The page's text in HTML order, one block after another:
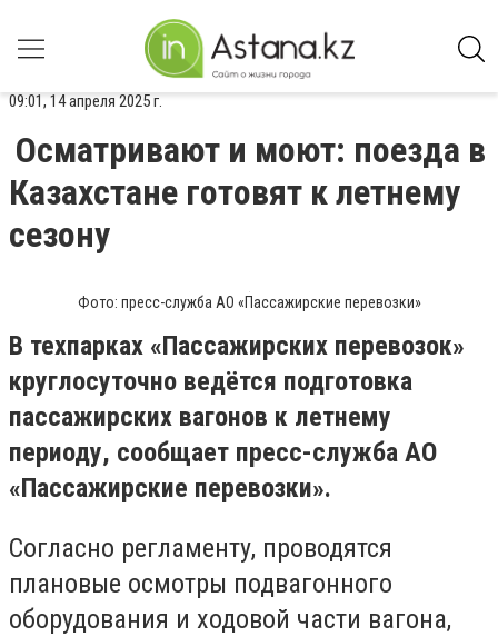
09:01, 14 апреля 2025 г.
Осматривают и моют: поезда в
Казахстане готовят к летнему
сезону
Фото: пресс-служба АО «Пассажирские перевозки»
В техпарках «Пассажирских перевозок»
круглосуточно ведётся подготовка
пассажирских вагонов к летнему
периоду, сообщает пресс-служба АО
«Пассажирские перевозки».
Согласно регламенту, проводятся
плановые осмотры подвагонного
оборудования и ходовой части вагона,